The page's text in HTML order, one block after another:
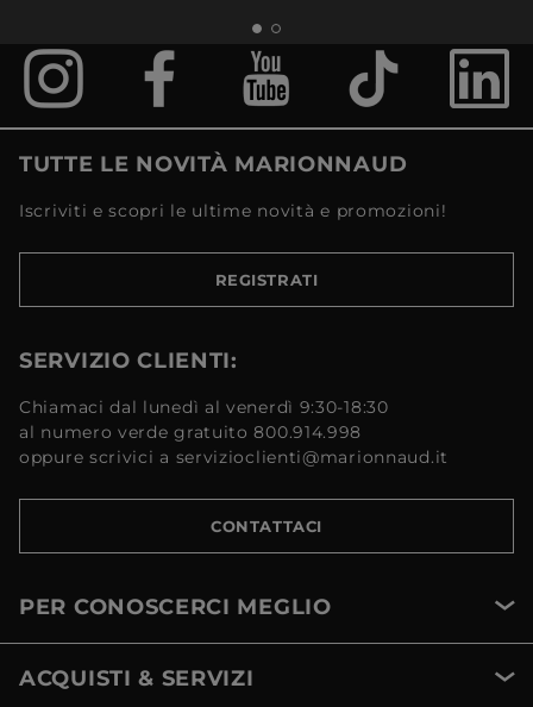
TUTTE LE NOVITÀ MARIONNAUD
Iscriviti e scopri le ultime novità e promozioni!
REGISTRATI
SERVIZIO CLIENTI:
Chiamaci dal lunedì al venerdì 9:30-18:30
al numero verde gratuito 800.914.998
oppure scrivici a servizioclienti@marionnaud.it
CONTATTACI
PER CONOSCERCI MEGLIO
ACQUISTI & SERVIZI